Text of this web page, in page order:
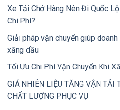
Xe Tải Chở Hàng Nên Đi Quốc
Chi Phí?
Giải pháp vận chuyển giúp
xăng dầu
Tối Ưu Chi Phí Vận Chuyển Khi
GIÁ NHIÊN LIỆU TĂNG VẬN TẢI
CHẤT LƯỢNG PHỤC VỤ